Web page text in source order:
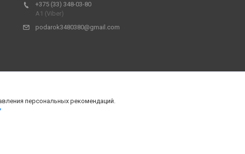
+375 (33) 348-03-80
А1 (Viber)
podarok3480380@gmail.com
персональных рекомендаций.